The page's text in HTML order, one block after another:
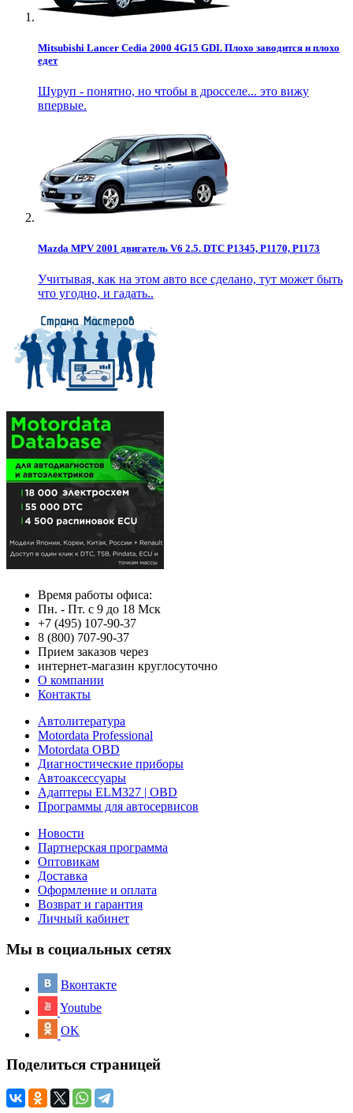
Mitsubishi Lancer Cedia 2000 4G15 GDI. Плохо заводится и плохо
едет
Шуруп - понятно, но чтобы в дросселе... это вижу
впервые.
Mazda MPV 2001 двигатель V6 2.5. DTC P1345, P1170, P1173
Учитывая, как на этом авто все сделано, тут может быть
что угодно, и гадать..
Время работы офиса:
Пн. - Пт. с 9 до 18 Мск
+7 (495) 107-90-37
8 (800) 707-90-37
Прием заказов через
интернет-магазин круглосуточно
О компании
Контакты
Автолитература
Motordata Professional
Motordata OBD
Диагностические приборы
Автоаксессуары
Адаптеры ELM327 | OBD
Программы для автосервисов
Новости
Партнерская программа
Оптовикам
Доставка
Оформление и оплата
Возврат и гарантия
Личный кабинет
Мы в социальных сетях
Вконтакте
Youtube
OK
Поделиться страницей